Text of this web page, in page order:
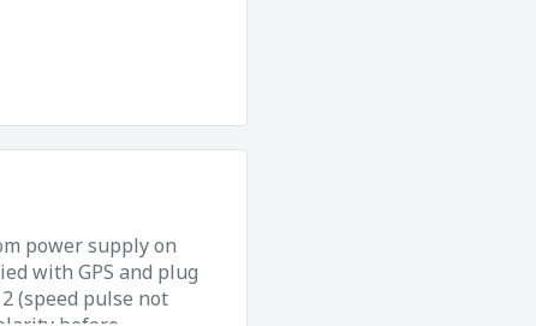
power supply on
with GPS and plug
(speed pulse not